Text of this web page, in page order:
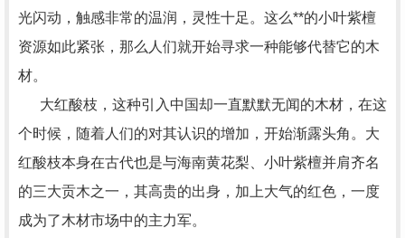
光闪动，触感非常的温润，灵性十足。这么**的小叶紫檀
资源如此紧张，那么人们就开始寻求一种能够代替它的木
材。
大红酸枝，这种引入中国却一直默默无闻的木材，在这
个时候，随着人们的对其认识的增加，开始渐露头角。大
红酸枝本身在古代也是与海南黄花梨、小叶紫檀并肩齐名
的三大贡木之一，其高贵的出身，加上大气的红色，一度
成为了木材市场中的主力军。